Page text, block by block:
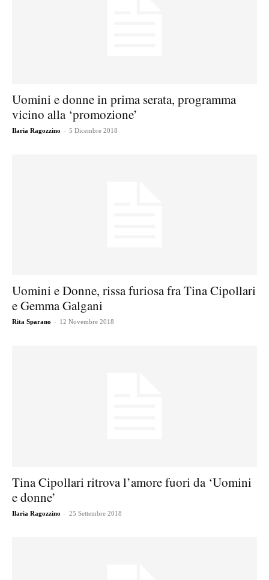
Uomini e donne in prima serata, programma
vicino alla ‘promozione’
Ilaria Ragozzino - 5 Dicembre 2018
Uomini e Donne, rissa furiosa fra Tina Cipollari
e Gemma Galgani
Rita Sparano - 12 Novembre 2018
Tina Cipollari ritrova l’amore fuori da ‘Uomini
e donne’
Ilaria Ragozzino - 25 Settembre 2018